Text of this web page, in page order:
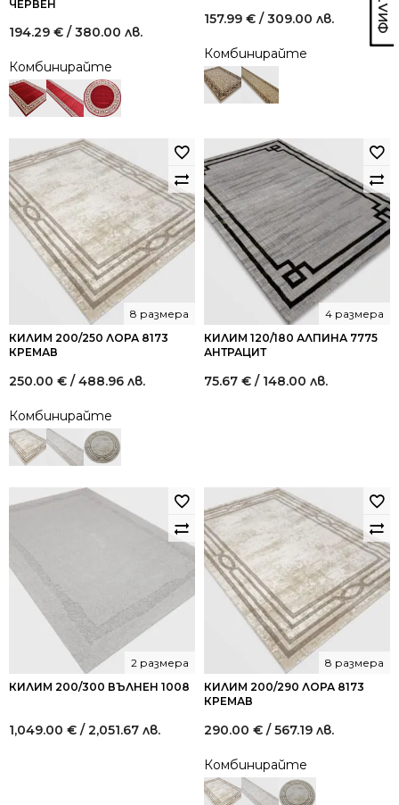
ЧЕРВЕН
194.29 € / 380.00 лв.
Комбинирайте
157.99 € / 309.00 лв.
Комбинирайте
КИЛИМ 200/250 ЛОРА 8173
КРЕМАВ
8 размера
250.00 € / 488.96 лв.
Комбинирайте
КИЛИМ 120/180 АЛПИНА 7775
АНТРАЦИТ
4 размера
75.67 € / 148.00 лв.
КИЛИМ 200/300 ВЪЛНЕН 1008
2 размера
1,049.00 € / 2,051.67 лв.
КИЛИМ 200/290 ЛОРА 8173
КРЕМАВ
8 размера
290.00 € / 567.19 лв.
Комбинирайте